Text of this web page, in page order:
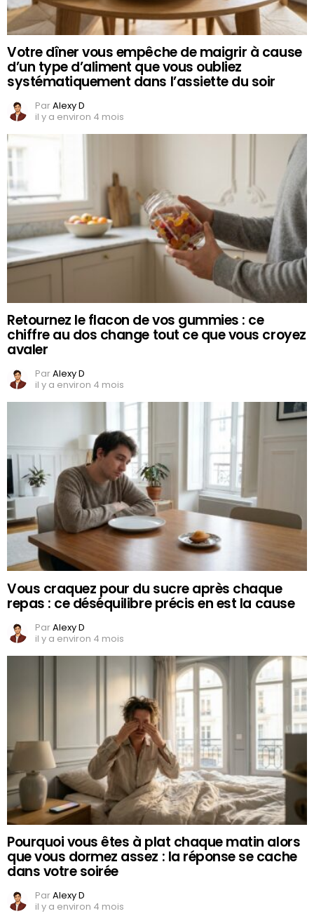
Votre dîner vous empêche de maigrir à cause
d’un type d’aliment que vous oubliez
systématiquement dans l’assiette du soir
ParAlexy D
il y a environ 4 mois
Retournez le flacon de vos gummies : ce
chiffre au dos change tout ce que vous croyez
avaler
ParAlexy D
il y a environ 4 mois
Vous craquez pour du sucre après chaque
repas : ce déséquilibre précis en est la cause
ParAlexy D
il y a environ 4 mois
Pourquoi vous êtes à plat chaque matin alors
que vous dormez assez : la réponse se cache
dans votre soirée
ParAlexy D
il y a environ 4 mois